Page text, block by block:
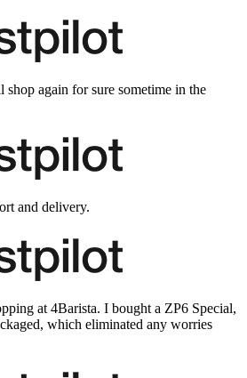
again for sure sometime in the
and delivery.
at 4Barista. I bought a ZP6 Special,
which eliminated any worries